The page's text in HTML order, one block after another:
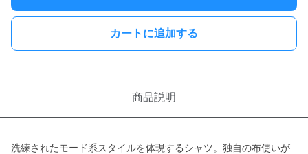
カートに追加する
商品説明
洗練されたモード系スタイルを体現するシャツ。独自の布使いが